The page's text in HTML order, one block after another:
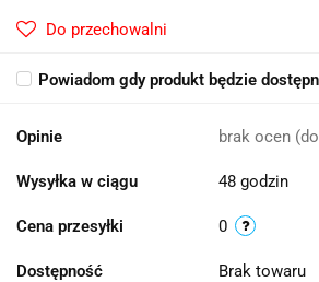
Do przechowalni
Powiadom gdy produkt będzie
Opinie brak ocen
Wysyłka w ciągu 48 godzin
Cena przesyłki 0
Dostępność Brak towaru